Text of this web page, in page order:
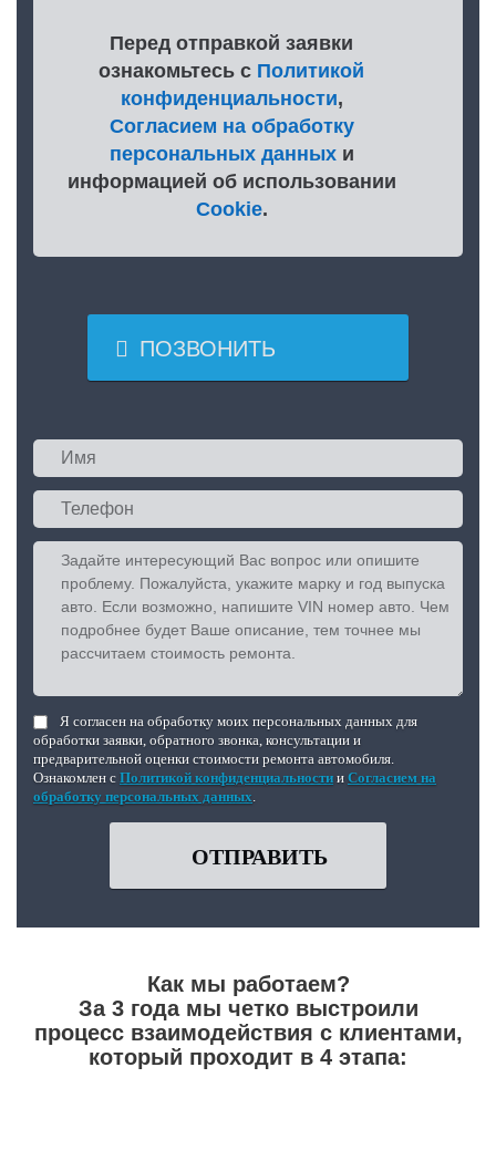
Перед отправкой заявки
ознакомьтесь с Политикой
конфиденциальности,
Согласием на обработку
персональных данныхи
информацией об использовании
Cookie.
 ПОЗВОНИТЬ
Я согласен на обработку моих персональных данных для
обработки заявки, обратного звонка, консультации и
предварительной оценки стоимости ремонта автомобиля.
Ознакомлен с Политикой конфиденциальности и Согласием на
обработку персональных данных.
ОТПРАВИТЬ
Как мы работаем?
За 3 года мы четко выстроили
процесс взаимодействия с клиентами,
который проходит в 4 этапа: